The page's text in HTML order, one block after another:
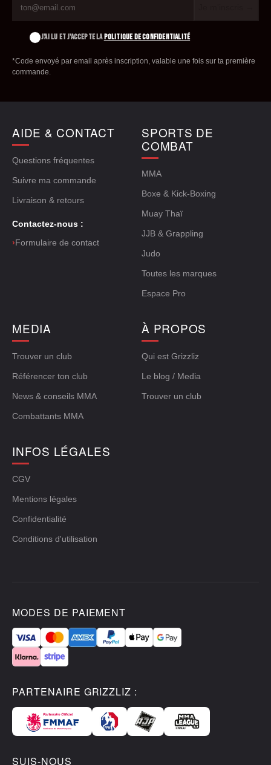
J'AI LU ET J'ACCEPTE LAPOLITIQUE DE CONFIDENTIALITÉ
*Code envoyé par email après inscription, valable une fois sur ta première
commande.
AIDE & CONTACT
Questions fréquentes
Suivre ma commande
Livraison & retours
Contactez-nous :
›Formulaire de contact
SPORTS DE
COMBAT
MMA
Boxe & Kick-Boxing
Muay Thaï
JJB & Grappling
Judo
Toutes les marques
Espace Pro
MEDIA
Trouver un club
Référencer ton club
News & conseils MMA
Combattants MMA
À PROPOS
Qui est Grizzliz
Le blog / Media
Trouver un club
INFOS LÉGALES
CGV
Mentions légales
Confidentialité
Conditions d'utilisation
MODES DE PAIEMENT
PARTENAIRE GRIZZLIZ :
SUIS-NOUS